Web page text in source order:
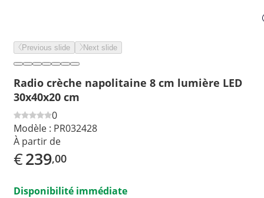
Previous slide Next slide
Radio crèche napolitaine 8 cm lumière LED
30x40x20 cm
0
Modèle : PR032428
À partir de
€239,00
Disponibilité immédiate